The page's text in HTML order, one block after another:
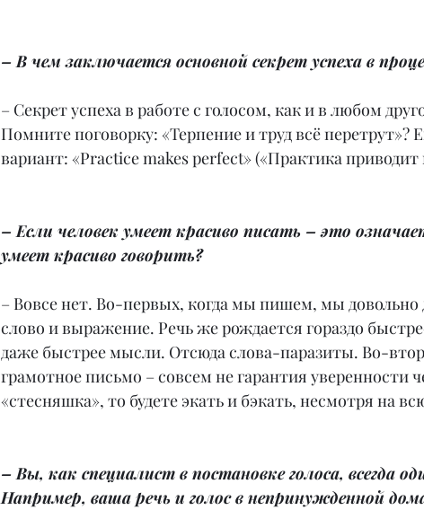
– В чем заключается основной секрет успеха в
– Секрет успеха в работе с голосом, как и в любом
Помните поговорку: «Терпение и труд всё
вариант: «Practice makes perfect» («Практика приводит
– Если человек умеет красиво писать – это
умеет красиво говорить?
– Вовсе нет. Во-первых, когда мы пишем, мы довольно
слово и выражение. Речь же рождается гораздо
даже быстрее мысли. Отсюда слова-паразиты. Во-
грамотное письмо – совсем не гарантия уверенности
«стесняшка», то будете экать и бэкать, несмотря на
– Вы, как специалист в постановке голоса, всегда
Например, ваша речь и голос в непринужденной